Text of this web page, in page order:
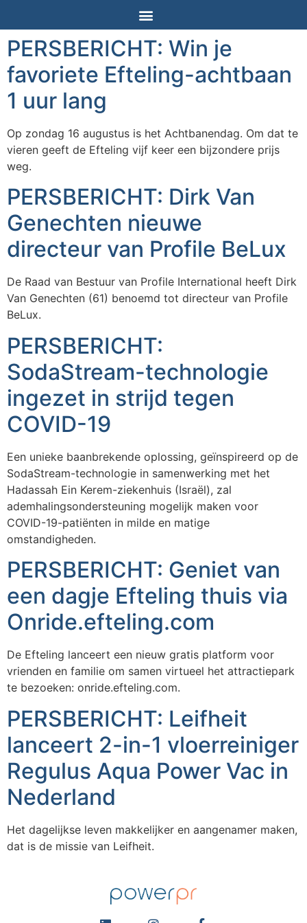
Admin
PERSBERICHT: Win je
favoriete Efteling-achtbaan
1 uur lang
Op zondag 16 augustus is het Achtbanendag. Om dat te
vieren geeft de Efteling vijf keer een bijzondere prijs
weg.
PERSBERICHT: Dirk Van
Genechten nieuwe
directeur van Profile BeLux
De Raad van Bestuur van Profile International heeft Dirk
Van Genechten (61) benoemd tot directeur van Profile
BeLux.
PERSBERICHT:
SodaStream-technologie
ingezet in strijd tegen
COVID-19
Een unieke baanbrekende oplossing, geïnspireerd op de
SodaStream-technologie in samenwerking met het
Hadassah Ein Kerem-ziekenhuis (Israël), zal
ademhalingsondersteuning mogelijk maken voor
COVID-19-patiënten in milde en matige
omstandigheden.
PERSBERICHT: Geniet van
een dagje Efteling thuis via
Onride.efteling.com
De Efteling lanceert een nieuw gratis platform voor
vrienden en familie om samen virtueel het attractiepark
te bezoeken: onride.efteling.com.
PERSBERICHT: Leifheit
lanceert 2-in-1 vloerreiniger
Regulus Aqua Power Vac in
Nederland
Het dagelijkse leven makkelijker en aangenamer maken,
dat is de missie van Leifheit.